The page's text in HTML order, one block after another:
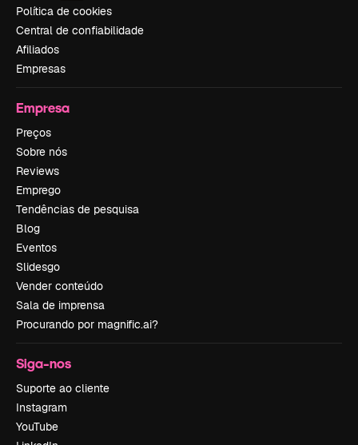
Política de cookies
Central de confiabilidade
Afiliados
Empresas
Empresa
Preços
Sobre nós
Reviews
Emprego
Tendências de pesquisa
Blog
Eventos
Slidesgo
Vender conteúdo
Sala de imprensa
Procurando por magnific.ai?
Siga-nos
Suporte ao cliente
Instagram
YouTube